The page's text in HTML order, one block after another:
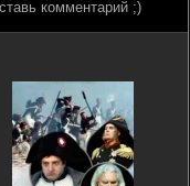
комментарий ;)